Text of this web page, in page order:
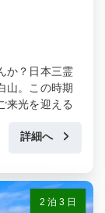
か？日本三霊
山。この時期
来光を迎える
詳細へ
2 泊 3 日